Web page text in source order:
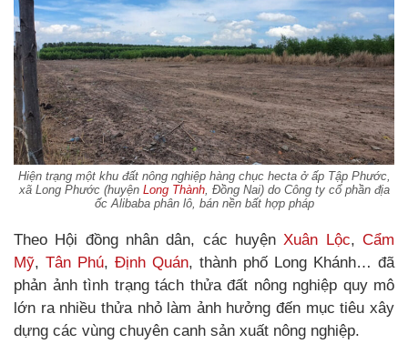
Hiện trạng một khu đất nông nghiệp hàng chục hecta ở ấp Tập Phước,
xã Long Phước (huyện Long Thành, Đồng Nai) do Công ty cổ phần địa
ốc Alibaba phân lô, bán nền bất hợp pháp
Theo Hội đồng nhân dân, các huyệnXuân Lộc,Cẩm
Mỹ, Tân Phú, Định Quán, thành phố Long Khánh… đã
phản ảnh tình trạng tách thửa đất nông nghiệp quy mô
lớn ra nhiều thửa nhỏ làm ảnh hưởng đến mục tiêu xây
dựng các vùng chuyên canh sản xuất nông nghiệp.